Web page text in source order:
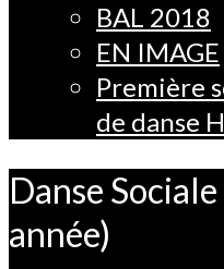
BAL 2018
EN IMAGE
Première
de danse
Danse
année)